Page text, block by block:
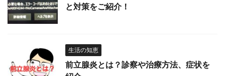
と対策をご紹介！
生活の知恵
前立腺炎とは？診察や治療方法、症状を